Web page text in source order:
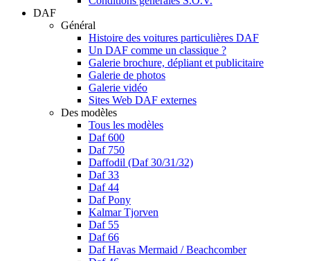
DAF
Général
Histoire des voitures particulières DAF
Un DAF comme un classique ?
Galerie brochure, dépliant et publicitaire
Galerie de photos
Galerie vidéo
Sites Web DAF externes
Des modèles
Tous les modèles
Daf 600
Daf 750
Daffodil (Daf 30/31/32)
Daf 33
Daf 44
Daf Pony
Kalmar Tjorven
Daf 55
Daf 66
Daf Havas Mermaid / Beachcomber